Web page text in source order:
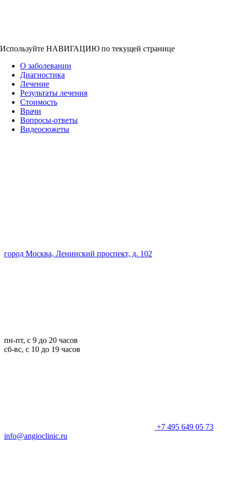
город Москва, Ленинский проспект, д. 102
пн-пт, с 9 до 20 часов
сб-вс, с 10 до 19 часов
+7 495 649 05 73
info@angioclinic.ru
Используйте НАВИГАЦИЮ по текущей странице
О заболевании
Диагностика
Лечение
Результаты лечения
Стоимость
Врачи
Вопросы-ответы
Видеосюжеты